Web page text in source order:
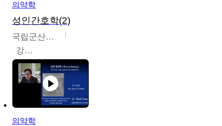
의약학
성인간호학(2)
국립군산대학교
강경아
의약학